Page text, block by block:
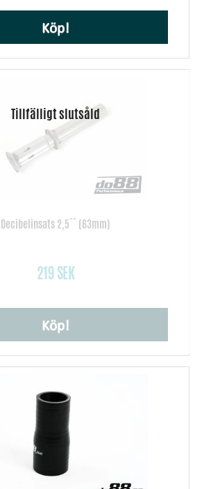
Köp!
Decibelinsats 2,5´´ (63mm)
219 SEK
Köp!